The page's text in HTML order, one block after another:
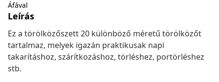
Áfával
Leírás
Ez a törölközőszett 20 különböző méretű törölközőt
tartalmaz, melyek igazán praktikusak napi
takarításhoz, szárítkozáshoz, törléshez, portörléshez
stb.